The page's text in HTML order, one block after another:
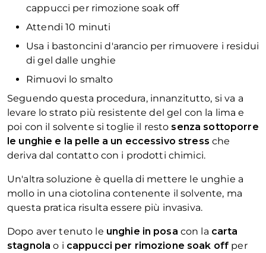
cappucci per rimozione soak off
Attendi 10 minuti
Usa i bastoncini d'arancio per rimuovere i residui
di gel dalle unghie
Rimuovi lo smalto
Seguendo questa procedura, innanzitutto, si va a
levare lo strato più resistente del gel con la lima e
poi con il solvente si toglie il resto senza sottoporre
le unghie e la pelle a un eccessivo stress che
deriva dal contatto con i prodotti chimici.
Un'altra soluzione è quella di mettere le unghie a
mollo in una ciotolina contenente il solvente, ma
questa pratica risulta essere più invasiva.
Dopo aver tenuto le unghie in posa con la carta
stagnola o i cappucci per rimozione soak off per